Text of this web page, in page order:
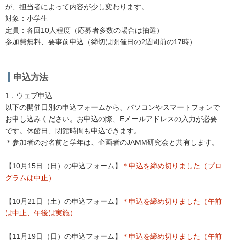
が、担当者によって内容が少し変わります。
対象：小学生
定員：各回10人程度（応募者多数の場合は抽選）
参加費無料、要事前申込（締切は開催日の2週間前の17時）
申込方法
1．ウェブ申込
以下の開催日別の申込フォームから、パソコンやスマートフォンで
お申し込みください。お申込の際、Eメールアドレスの入力が必要
です。休館日、閉館時間も申込できます。
＊参加者のお名前と学年は、企画者のJAMM研究会と共有します。
【10月15日（日）の申込フォーム】
＊申込を締め切りました（プロ
グラムは中止）
【10月21日（土）の申込フォーム】
＊申込を締め切りました（午前
は中止、午後は実施）
【11月19日（日）の申込フォーム】
＊申込を締め切りました（午前